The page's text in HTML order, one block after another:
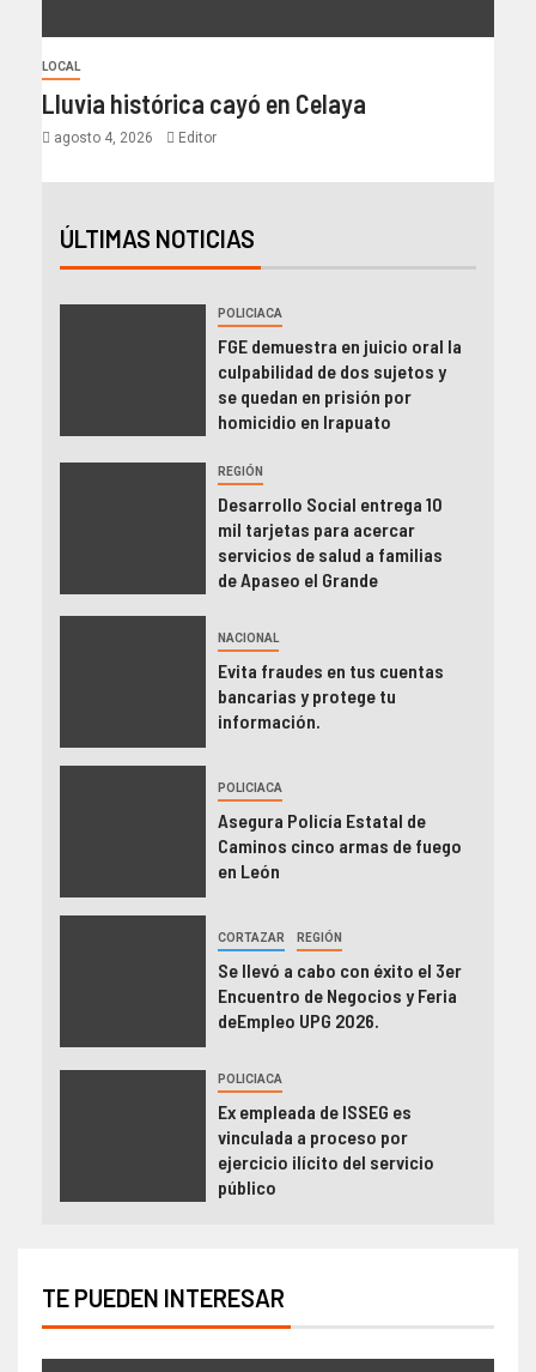
LOCAL
Lluvia histórica cayó en Celaya
agosto 4, 2026 Editor
ÚLTIMAS NOTICIAS
POLICIACA
FGE demuestra en juicio oral la
culpabilidad de dos sujetos y
se quedan en prisión por
homicidio en Irapuato
REGIÓN
Desarrollo Social entrega 10
mil tarjetas para acercar
servicios de salud a familias
de Apaseo el Grande
NACIONAL
Evita fraudes en tus cuentas
bancarias y protege tu
información.
POLICIACA
Asegura Policía Estatal de
Caminos cinco armas de fuego
en León
CORTAZAR REGIÓN
Se llevó a cabo con éxito el 3er
Encuentro de Negocios y Feria
deEmpleo UPG 2026.
POLICIACA
Ex empleada de ISSEG es
vinculada a proceso por
ejercicio ilícito del servicio
público
TE PUEDEN INTERESAR